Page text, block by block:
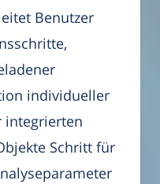
Benutzer
individueller
integrierten
Schritt für